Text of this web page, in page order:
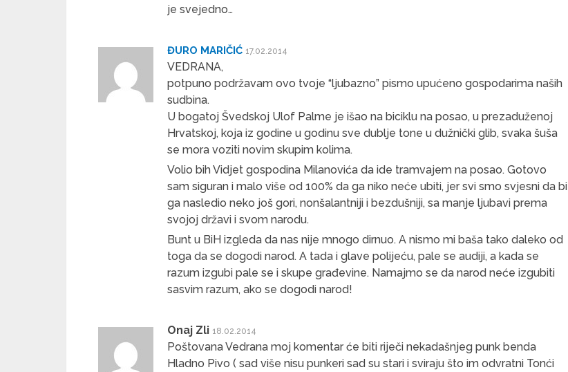
je svejedno…
ĐURO MARIČIĆ 17.02.2014
VEDRANA,
potpuno podržavam ovo tvoje “ljubazno” pismo upućeno gospodarima naših
sudbina.
U bogatoj Švedskoj Ulof Palme je išao na biciklu na posao, u prezaduženoj
Hrvatskoj, koja iz godine u godinu sve dublje tone u dužnički glib, svaka šuša
se mora voziti novim skupim kolima.
Volio bih Vidjet gospodina Milanovića da ide tramvajem na posao. Gotovo
sam siguran i malo više od 100% da ga niko neće ubiti, jer svi smo svjesni da bi
ga nasledio neko još gori, nonšalantniji i bezdušniji, sa manje ljubavi prema
svojoj državi i svom narodu.
Bunt u BiH izgleda da nas nije mnogo dirnuo. A nismo mi baša tako daleko od
toga da se dogodi narod. A tada i glave polijeću, pale se audiji, a kada se
razum izgubi pale se i skupe građevine. Namajmo se da narod neće izgubiti
sasvim razum, ako se dogodi narod!
Onaj Zli 18.02.2014
Poštovana Vedrana moj komentar će biti riječi nekadašnjeg punk benda
Hladno Pivo ( sad više nisu punkeri sad su stari i sviraju što im odvratni Tonći